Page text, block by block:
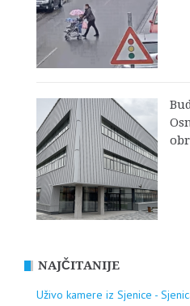
NAJČITANIJE
Uživo kamere iz Sjenice -